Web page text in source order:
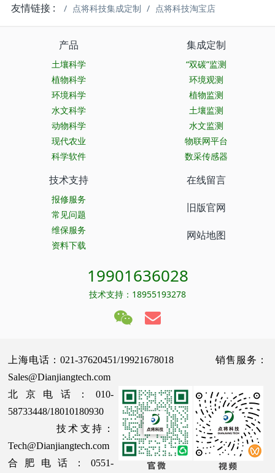
友情链接 : 点将科技集成定制 点将科技淘宝店
产品
土壤科学
植物科学
环境科学
水文科学
动物科学
现代农业
科学软件
集成定制
“双碳”监测
环境观测
植物监测
土壤监测
水文监测
物联网平台
数采传感器
技术支持
报修服务
常见问题
维保服务
资料下载
在线留言
旧版官网
网站地图
19901636028
技术支持：18955193278
上海电话：021-37620451/19921678018 销售服务：
Sales@Dianjiangtech.com
北京电话：010-
58733448/18010180930
技术支持：
Tech@Dianjiangtech.com
合肥电话：0551-